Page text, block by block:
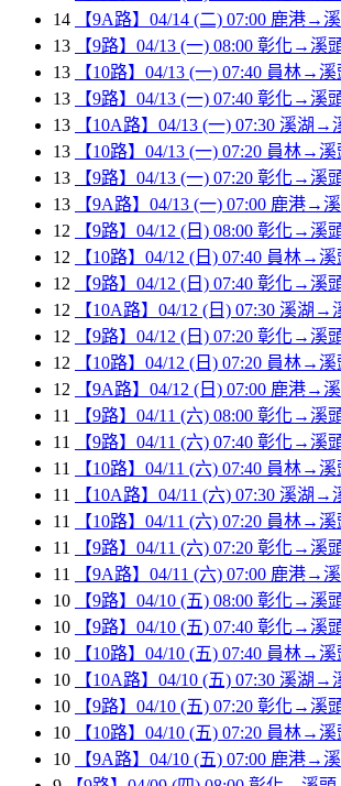
14
【9A路】04/14 (二) 07:00 鹿港→
13
【9路】04/13 (一) 08:00 彰化→溪
13
【10路】04/13 (一) 07:40 員林→溪
13
【9路】04/13 (一) 07:40 彰化→溪
13
【10A路】04/13 (一) 07:30 溪湖
13
【10路】04/13 (一) 07:20 員林→溪
13
【9路】04/13 (一) 07:20 彰化→溪
13
【9A路】04/13 (一) 07:00 鹿港→
12
【9路】04/12 (日) 08:00 彰化→溪
12
【10路】04/12 (日) 07:40 員林→溪
12
【9路】04/12 (日) 07:40 彰化→溪
12
【10A路】04/12 (日) 07:30 溪湖
12
【9路】04/12 (日) 07:20 彰化→溪
12
【10路】04/12 (日) 07:20 員林→溪
12
【9A路】04/12 (日) 07:00 鹿港→
11
【9路】04/11 (六) 08:00 彰化→溪
11
【9路】04/11 (六) 07:40 彰化→溪
11
【10路】04/11 (六) 07:40 員林→溪
11
【10A路】04/11 (六) 07:30 溪湖
11
【10路】04/11 (六) 07:20 員林→溪
11
【9路】04/11 (六) 07:20 彰化→溪
11
【9A路】04/11 (六) 07:00 鹿港→
10
【9路】04/10 (五) 08:00 彰化→溪
10
【9路】04/10 (五) 07:40 彰化→溪
10
【10路】04/10 (五) 07:40 員林→溪
10
【10A路】04/10 (五) 07:30 溪湖
10
【9路】04/10 (五) 07:20 彰化→溪
10
【10路】04/10 (五) 07:20 員林→溪
10
【9A路】04/10 (五) 07:00 鹿港→